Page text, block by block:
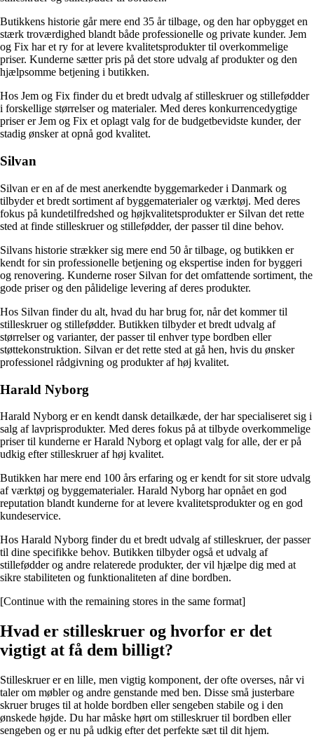
Butikkens historie går mere end 35 år tilbage, og den har opbygget en
stærk troværdighed blandt både professionelle og private kunder. Jem
og Fix har et ry for at levere kvalitetsprodukter til overkommelige
priser. Kunderne sætter pris på det store udvalg af produkter og den
hjælpsomme betjening i butikken.
Hos Jem og Fix finder du et bredt udvalg af stilleskruer og stillefødder
i forskellige størrelser og materialer. Med deres konkurrencedygtige
priser er Jem og Fix et oplagt valg for de budgetbevidste kunder, der
stadig ønsker at opnå god kvalitet.
Silvan
Silvan er en af de mest anerkendte byggemarkeder i Danmark og
tilbyder et bredt sortiment af byggematerialer og værktøj. Med deres
fokus på kundetilfredshed og højkvalitetsprodukter er Silvan det rette
sted at finde stilleskruer og stillefødder, der passer til dine behov.
Silvans historie strækker sig mere end 50 år tilbage, og butikken er
kendt for sin professionelle betjening og ekspertise inden for byggeri
og renovering. Kunderne roser Silvan for det omfattende sortiment, the
gode priser og den pålidelige levering af deres produkter.
Hos Silvan finder du alt, hvad du har brug for, når det kommer til
stilleskruer og stillefødder. Butikken tilbyder et bredt udvalg af
størrelser og varianter, der passer til enhver type bordben eller
støttekonstruktion. Silvan er det rette sted at gå hen, hvis du ønsker
professionel rådgivning og produkter af høj kvalitet.
Harald Nyborg
Harald Nyborg er en kendt dansk detailkæde, der har specialiseret sig i
salg af lavprisprodukter. Med deres fokus på at tilbyde overkommelige
priser til kunderne er Harald Nyborg et oplagt valg for alle, der er på
udkig efter stilleskruer af høj kvalitet.
Butikken har mere end 100 års erfaring og er kendt for sit store udvalg
af værktøj og byggematerialer. Harald Nyborg har opnået en god
reputation blandt kunderne for at levere kvalitetsprodukter og en god
kundeservice.
Hos Harald Nyborg finder du et bredt udvalg af stilleskruer, der passer
til dine specifikke behov. Butikken tilbyder også et udvalg af
stillefødder og andre relaterede produkter, der vil hjælpe dig med at
sikre stabiliteten og funktionaliteten af dine bordben.
[Continue with the remaining stores in the same format]
Hvad er stilleskruer og hvorfor er det
vigtigt at få dem billigt?
Stilleskruer er en lille, men vigtig komponent, der ofte overses, når vi
taler om møbler og andre genstande med ben. Disse små justerbare
skruer bruges til at holde bordben eller sengeben stabile og i den
ønskede højde. Du har måske hørt om stilleskruer til bordben eller
sengeben og er nu på udkig efter det perfekte sæt til dit hjem.